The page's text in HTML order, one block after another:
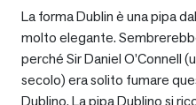
La forma Dublin è una pipa
molto elegante.
perché Sir Daniel O’Connell
secolo) era solito fumare
Dublino. La pipa Dublino si